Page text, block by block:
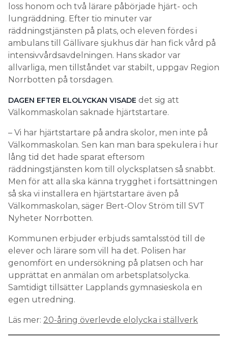
loss honom och två lärare påbörjade hjärt- och
lungräddning. Efter tio minuter var
räddningstjänsten på plats, och eleven fördes i
ambulans till Gällivare sjukhus där han fick vård på
intensivvårdsavdelningen. Hans skador var
allvarliga, men tillståndet var stabilt, uppgav Region
Norrbotten på torsdagen.
DAGEN EFTER ELOLYCKAN VISADE det sig att
Välkommaskolan saknade hjärtstartare.
– Vi har hjärtstartare på andra skolor, men inte på
Välkommaskolan. Sen kan man bara spekulera i hur
lång tid det hade sparat eftersom
räddningstjänsten kom till olycksplatsen så snabbt.
Men för att alla ska känna trygghet i fortsättningen
så ska vi installera en hjärtstartare även på
Välkommaskolan, säger Bert-Olov Ström till SVT
Nyheter Norrbotten.
Kommunen erbjuder erbjuds samtalsstöd till de
elever och lärare som vill ha det. Polisen har
genomfört en undersökning på platsen och har
upprättat en anmälan om arbetsplatsolycka.
Samtidigt tillsätter Lapplands gymnasieskola en
egen utredning.
Läs mer: 20-åring överlevde elolycka i ställverk